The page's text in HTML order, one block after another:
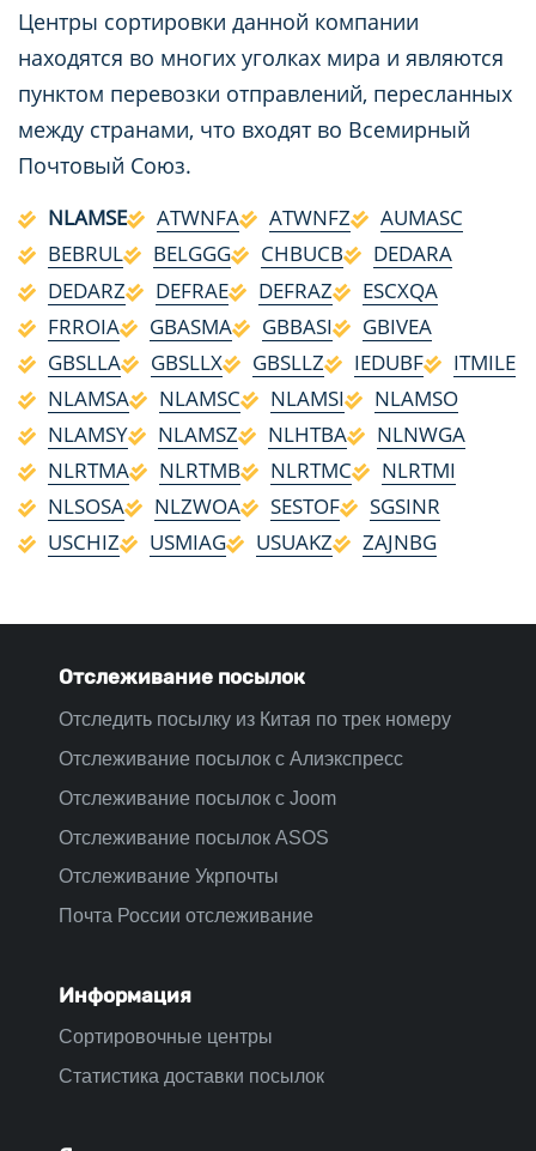
Центры сортировки данной компании
находятся во многих уголках мира и являются
пунктом перевозки отправлений, пересланных
между странами, что входят во Всемирный
Почтовый Союз.
NLAMSE ATWNFA ATWNFZ
AUMASC
BEBRUL
BELGGG CHBUCB
DEDARA
DEDARZ
DEFRAE DEFRAZ
ESCXQA
FRROIA
GBASMA GBBASI
GBIVEA
GBSLLA
GBSLLX GBSLLZ IEDUBF
ITMILE
NLAMSA
NLAMSC NLAMSI
NLAMSO
NLAMSY
NLAMSZ NLHTBA
NLNWGA
NLRTMA
NLRTMB NLRTMC
NLRTMI
NLSOSA
NLZWOA SESTOF
SGSINR
USCHIZ
USMIAG USUAKZ ZAJNBG
Отслеживание посылок
Отследить посылку из Китая по трек номеру
Отслеживание посылок с Алиэкспресс
Отслеживание посылок с Joom
Отслеживание посылок ASOS
Отслеживание Укрпочты
Почта России отслеживание
Информация
Сортировочные центры
Статистика доставки посылок